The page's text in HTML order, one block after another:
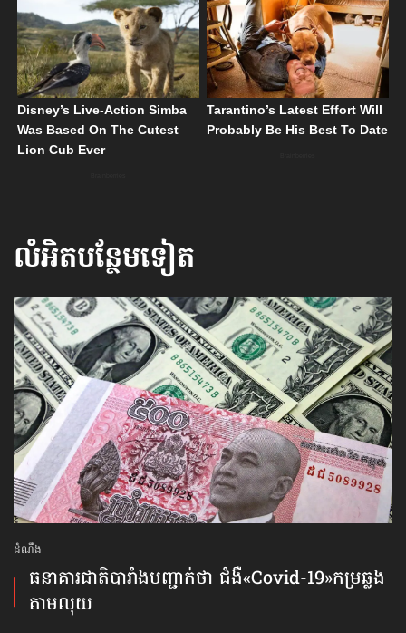
លំអិតបន្ថែមទៀត
ដំណឹង
ធនាគារ​ជាតិ​បារាំង​បញ្ជាក់ថា ជំងឺ​«Covid-19»​កម្រឆ្លង​
តាមលុយ